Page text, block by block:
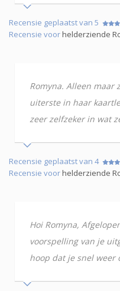
Recensie geplaatst van 5
Recensie voorhelderziende
Romyna. Alleen maar
uiterste in haar
zeer zelfzeker in wat
Recensie geplaatst van 4
Recensie voorhelderziende
Hoi Romyna,
voorspelling van je
hoop dat je snel weer